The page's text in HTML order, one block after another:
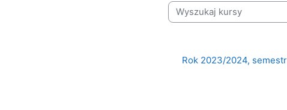
Wyszukaj kursy
Rok 2023/2024,